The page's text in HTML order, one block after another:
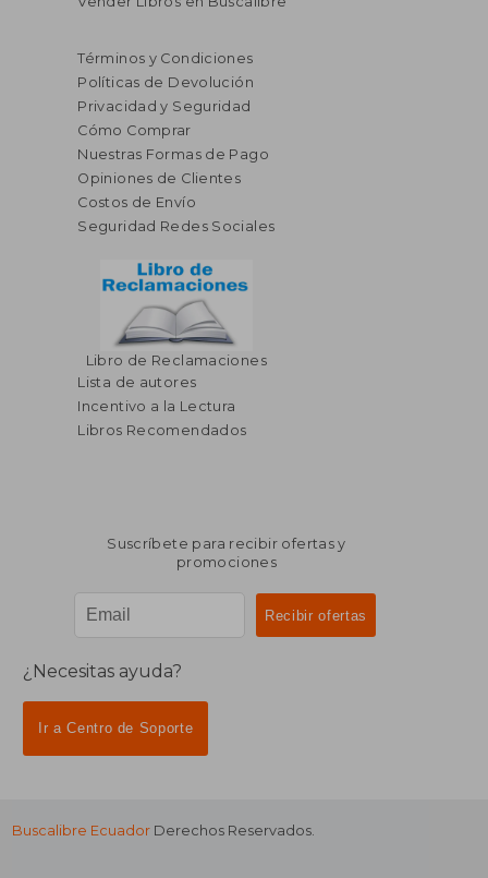
Términos y Condiciones
Políticas de Devolución
Privacidad y Seguridad
Cómo Comprar
Nuestras Formas de Pago
Opiniones de Clientes
Costos de Envío
Seguridad Redes Sociales
Libro de Reclamaciones
Lista de autores
Incentivo a la Lectura
Libros Recomendados
Suscríbete para recibir ofertas y
promociones
¿Necesitas ayuda?
Ir a Centro de Soporte
Buscalibre Ecuador Derechos Reservados.